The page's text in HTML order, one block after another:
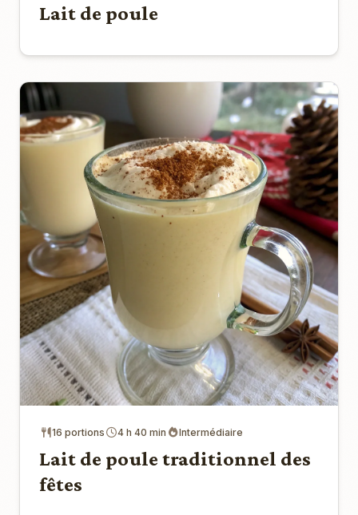
Lait de poule
16 portions 4 h 40 min Intermédiaire
Lait de poule traditionnel des
fêtes